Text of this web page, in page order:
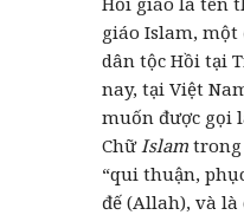
giáo Islam, một
dân tộc Hồi tại
nay, tại Việt
muốn được gọi
Chữ Islam trong
“qui thuận,
đế (Allah), và